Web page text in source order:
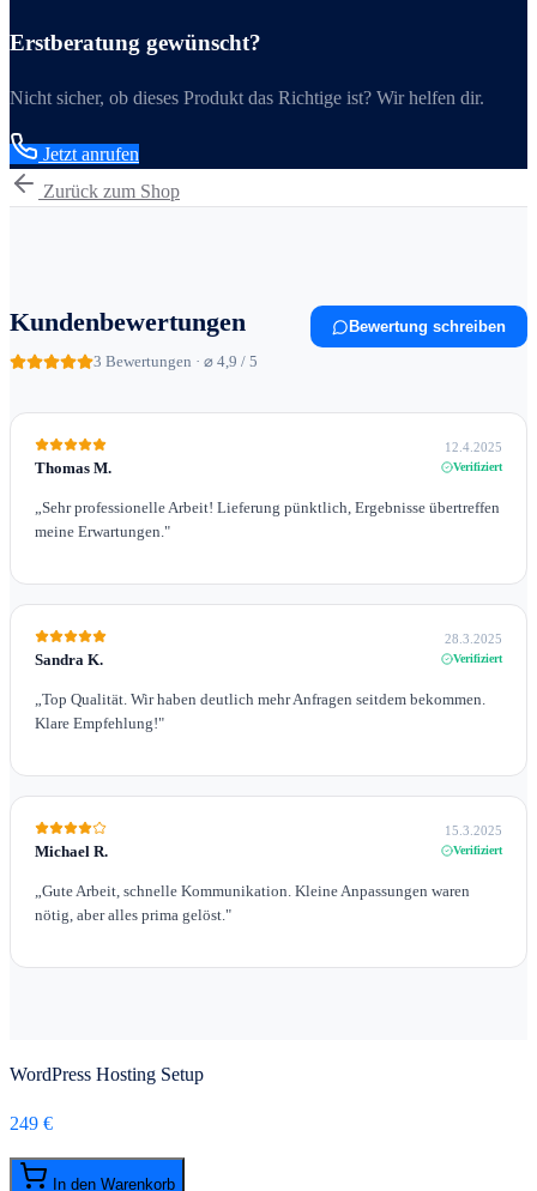
Erstberatung gewünscht?
Nicht sicher, ob dieses Produkt das Richtige ist? Wir helfen dir.
Jetzt anrufen
Zurück zum Shop
Kundenbewertungen
3 Bewertungen · ⌀ 4,9 / 5
Bewertung schreiben
Thomas M.
12.4.2025
Verifiziert
„Sehr professionelle Arbeit! Lieferung pünktlich, Ergebnisse übertreffen
meine Erwartungen."
Sandra K.
28.3.2025
Verifiziert
„Top Qualität. Wir haben deutlich mehr Anfragen seitdem bekommen.
Klare Empfehlung!"
Michael R.
15.3.2025
Verifiziert
„Gute Arbeit, schnelle Kommunikation. Kleine Anpassungen waren
nötig, aber alles prima gelöst."
WordPress Hosting Setup
249 €
In den Warenkorb